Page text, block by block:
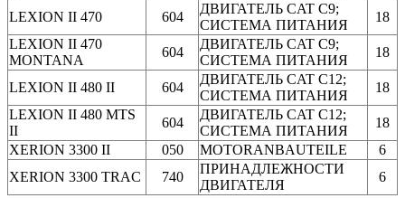
LEXION II 470 604
ДВИГАТЕЛЬ CAT C9;
СИСТЕМА ПИТАНИЯ
18
LEXION II 470
MONTANA
604
ДВИГАТЕЛЬ CAT C9;
СИСТЕМА ПИТАНИЯ
18
LEXION II 480 II 604
ДВИГАТЕЛЬ CAT C12;
СИСТЕМА ПИТАНИЯ
18
LEXION II 480 MTS
II
604
ДВИГАТЕЛЬ CAT C12;
СИСТЕМА ПИТАНИЯ
18
XERION 3300 II
050 MOTORANBAUTEILE
6
XERION 3300 TRAC
740
ПРИНАДЛЕЖНОСТИ
ДВИГАТЕЛЯ
6